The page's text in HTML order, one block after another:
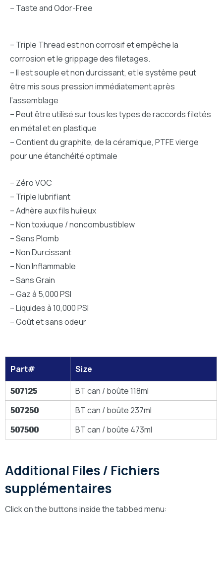
– Taste and Odor-Free
– Triple Thread est non corrosif et empêche la
corrosion et le grippage des filetages.
– Il est souple et non durcissant, et le système peut
être mis sous pression immédiatement après
l’assemblage
– Peut être utilisé sur tous les types de raccords filetés
en métal et en plastique
– Contient du graphite, de la céramique, PTFE vierge
pour une étanchéité optimale
– Zéro VOC
– Triple lubrifiant
– Adhère aux fils huileux
– Non toxiuque / noncombustiblew
– Sens Plomb
– Non Durcissant
– Non Inflammable
– Sans Grain
– Gaz à 5,000 PSI
– Liquides à 10,000 PSI
– Goût et sans odeur
Part#
Size
507125
BT can / boûte 118ml
507250
BT can / boûte 237ml
507500
BT can / boûte 473ml
Additional Files / Fichiers
supplémentaires
Click on the buttons inside the tabbed menu: